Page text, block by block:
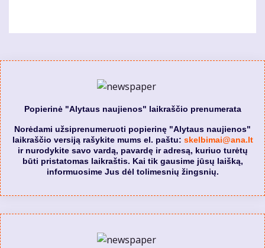
Popierinė "Alytaus naujienos" laikraščio prenumerata
Norėdami užsiprenumeruoti popierinę "Alytaus naujienos"
laikraščio versiją rašykite mums el. paštu: skelbimai@ana.lt
ir nurodykite savo vardą, pavardę ir adresą, kuriuo turėtų
būti pristatomas laikraštis. Kai tik gausime jūsų laišką,
informuosime Jus dėl tolimesnių žingsnių.